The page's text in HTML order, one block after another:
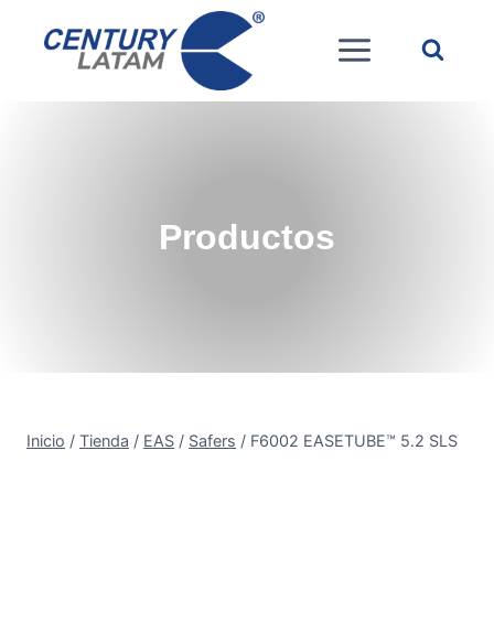
contenido
Productos
Inicio / Tienda / EAS / Safers / F6002 EASETUBE™ 5.2 SLS